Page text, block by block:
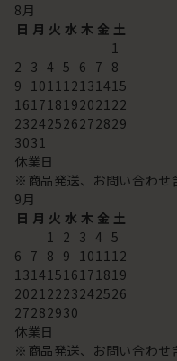
8月
日 月 火 水 木 金 土
1
2 3 4 5 6 7 8
9 101112131415
16171819202122
23242526272829
3031
休業日
※商品発送、お問い合わせ
9月
日 月 火 水 木 金 土
1 2 3 4 5
6 7 8 9 101112
13141516171819
20212223242526
27282930
休業日
※商品発送、お問い合わせ